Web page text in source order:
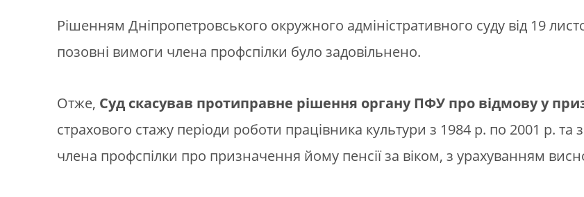
Рішенням Дніпропетровського окружного адміністративного суду від 19
позовні вимоги члена профспілки було задовільнено.
Отже, Суд скасував протиправне рішення органу ПФУ про відмову у
страхового стажу періоди роботи працівника культури з 1984 р. по 2001 р.
члена профспілки про призначення йому пенсії за віком, з урахуванням